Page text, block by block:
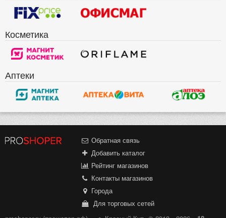
Косметика
Аптеки
Обратная связь
Добавить каталог
Рейтинг магазинов
Контакты магазинов
Города
Для торговых сетей